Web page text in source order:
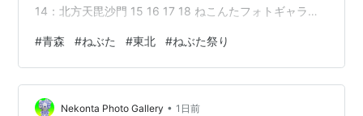
14：北方天毘沙門 15 16 17 18 ねこんたフォトギャラリ
#青森 #ねぶた #東北 #ねぶた祭り
Nekonta Photo Gallery • 1日前